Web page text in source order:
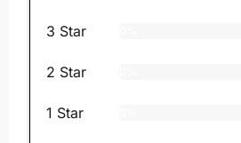
3 Star
2 Star
1 Star